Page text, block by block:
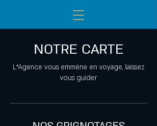
NOTRE CARTE
L*Agence vous emmène en voyage, laissez
vous guider